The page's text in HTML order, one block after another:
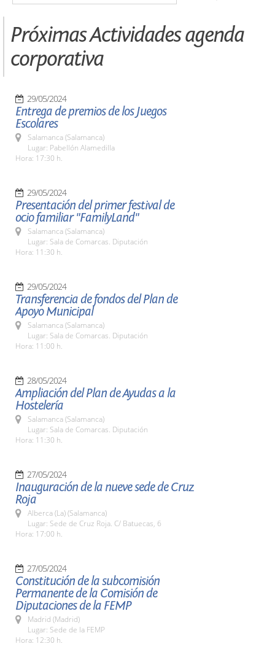
Próximas Actividades agenda
corporativa
29/05/2024
Entrega de premios de los Juegos
Escolares
Salamanca (Salamanca)
Lugar: Pabellón Alamedilla
Hora: 17:30 h.
29/05/2024
Presentación del primer festival de
ocio familiar "FamilyLand"
Salamanca (Salamanca)
Lugar: Sala de Comarcas. Diputación
Hora: 11:30 h.
29/05/2024
Transferencia de fondos del Plan de
Apoyo Municipal
Salamanca (Salamanca)
Lugar: Sala de Comarcas. Diputación
Hora: 11:00 h.
28/05/2024
Ampliación del Plan de Ayudas a la
Hostelería
Salamanca (Salamanca)
Lugar: Sala de Comarcas. Diputación
Hora: 11:30 h.
27/05/2024
Inauguración de la nueve sede de Cruz
Roja
Alberca (La) (Salamanca)
Lugar: Sede de Cruz Roja. C/ Batuecas, 6
Hora: 17:00 h.
27/05/2024
Constitución de la subcomisión
Permanente de la Comisión de
Diputaciones de la FEMP
Madrid (Madrid)
Lugar: Sede de la FEMP
Hora: 12:30 h.